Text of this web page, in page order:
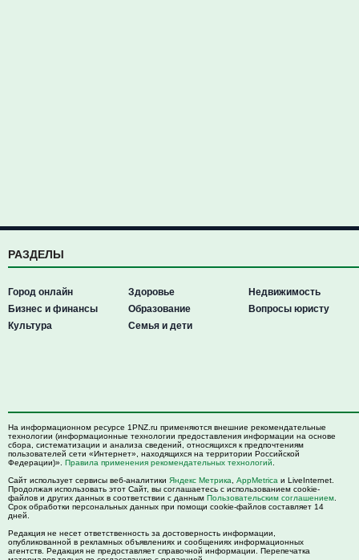
РАЗДЕЛЫ
Город онлайн
Бизнес и финансы
Культура
Здоровье
Образование
Семья и дети
Недвижимость
Вопросы юристу
На информационном ресурсе 1PNZ.ru применяются внешние рекомендательные
технологии (информационные технологии предоставления информации на основе
сбора, систематизации и анализа сведений, относящихся к предпочтениям
пользователей сети «Интернет», находящихся на территории Российской
Федерации)». Правила применения рекомендательных технологий
Сайт использует сервисы веб-аналитики Яндекс Метрика AppMetrica и LiveInternet.
Продолжая использовать этот Сайт, вы соглашаетесь с использованием cookie-
файлов и других данных в соответствии с данным Пользовательским соглашением
Срок обработки персональных данных при помощи cookie-файлов составляет 14
дней.
Редакция не несет ответственность за достоверность информации,
опубликованной в рекламных объявлениях и сообщениях информационных
агентств. Редакция не предоставляет справочной информации. Перепечатка